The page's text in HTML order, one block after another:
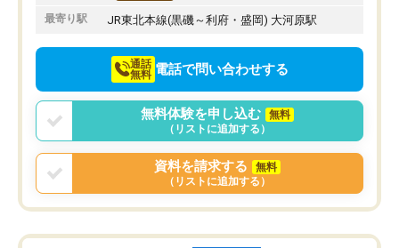
最寄り駅 JR東北本線(黒磯～利府・盛岡) 大河原駅
通話
無料 電話で問い合わせする
無料体験を申し込む
無料
（リストに追加する）
資料を請求する
無料
（リストに追加する）